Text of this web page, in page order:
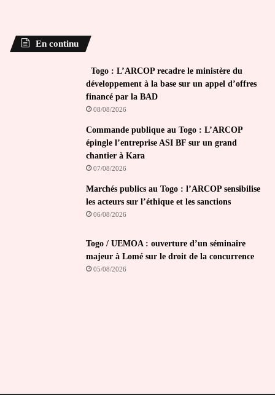
En continu
Togo : L’ARCOP recadre le ministère du
développement à la base sur un appel d’offres
financé par la BAD
08/08/2026
Commande publique au Togo : L’ARCOP
épingle l’entreprise ASI BF sur un grand
chantier à Kara
07/08/2026
Marchés publics au Togo : l’ARCOP sensibilise
les acteurs sur l’éthique et les sanctions
06/08/2026
Togo / UEMOA : ouverture d’un séminaire
majeur à Lomé sur le droit de la concurrence
05/08/2026